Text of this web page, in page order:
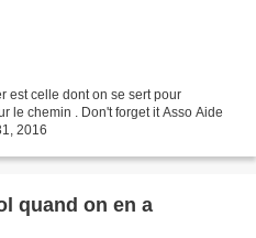
est celle dont on se sert pour
le chemin . Don't forget it Asso Aide
2016
a